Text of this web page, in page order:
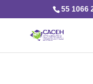
55 1066